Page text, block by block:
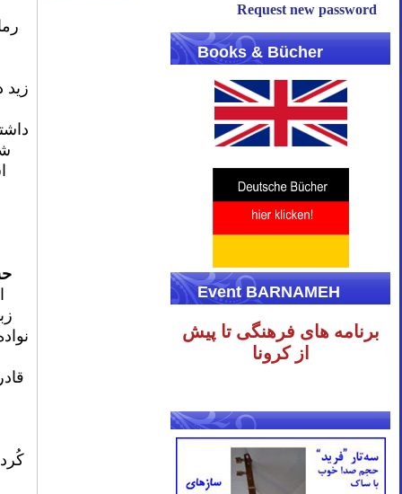
زید
Request new password
Books & Bücher
Event BARNAMEH
برنامه های فرهنگی تا پیش
از کرونا